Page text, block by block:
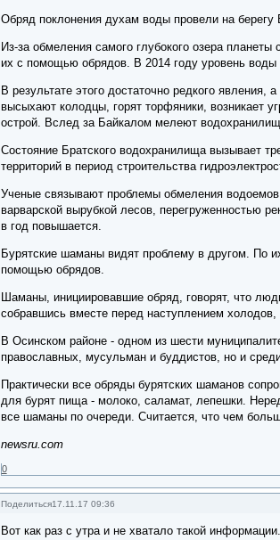
Обряд поклонения духам воды провели на берегу
Из-за обмеления самого глубокого озера
их с помощью обрядов. В 2014 году уровень воды
В результате этого достаточно редкого
высыхают колодцы, горят торфяники, возникает
острой. Вслед за Байкалом мелеют
Состояние Братского водохранилища вызывает
территорий в период строительства
Ученые связывают проблемы обмеления
варварской вырубкой лесов, перегруженностью
в год повышается.
Бурятские шаманы видят проблему в другом. По
помощью обрядов.
Шаманы, инициировавшие обряд, говорят, что
собравшись вместе перед наступлением
В Осинском районе - одном из шести
православных, мусульман и буддистов, но и
Практически все обряды бурятских шаманов
для бурят пища - молоко, саламат, лепешки.
все шаманы по очереди. Считается, что чем
newsru.com
0
Поделиться17.11.17 09:36
Вот как раз с утра и не хватало такой информации.